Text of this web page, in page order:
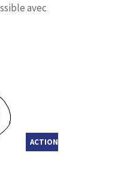
avec
ACTION